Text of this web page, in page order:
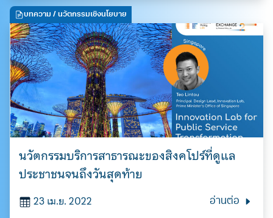
Search
บทความ / นวัตกรรมเชิงนโยบาย
นวัตกรรมบริการสาธารณะของสิงคโปร์ที่ดูแล
ประชาชนจนถึงวันสุดท้าย
23 เม.ย. 2022 อ่านต่อ